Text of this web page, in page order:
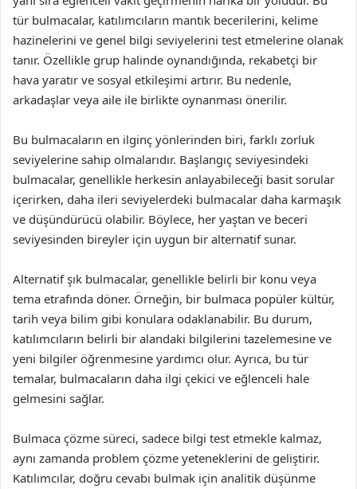
tür bulmacalar, katılımcıların mantık becerilerini, kelime
hazinelerini ve genel bilgi seviyelerini test etmelerine olanak
tanır. Özellikle grup halinde oynandığında, rekabetçi bir
hava yaratır ve sosyal etkileşimi artırır. Bu nedenle,
arkadaşlar veya aile ile birlikte oynanması önerilir.
Bu bulmacaların en ilginç yönlerinden biri, farklı zorluk
seviyelerine sahip olmalarıdır. Başlangıç seviyesindeki
bulmacalar, genellikle herkesin anlayabileceği basit sorular
içerirken, daha ileri seviyelerdeki bulmacalar daha karmaşık
ve düşündürücü olabilir. Böylece, her yaştan ve beceri
seviyesinden bireyler için uygun bir alternatif sunar.
Alternatif şık bulmacalar, genellikle belirli bir konu veya
tema etrafında döner. Örneğin, bir bulmaca popüler kültür,
tarih veya bilim gibi konulara odaklanabilir. Bu durum,
katılımcıların belirli bir alandaki bilgilerini tazelemesine ve
yeni bilgiler öğrenmesine yardımcı olur. Ayrıca, bu tür
temalar, bulmacaların daha ilgi çekici ve eğlenceli hale
gelmesini sağlar.
Bulmaca çözme süreci, sadece bilgi test etmekle kalmaz,
aynı zamanda problem çözme yeteneklerini de geliştirir.
Katılımcılar, doğru cevabı bulmak için analitik düşünme